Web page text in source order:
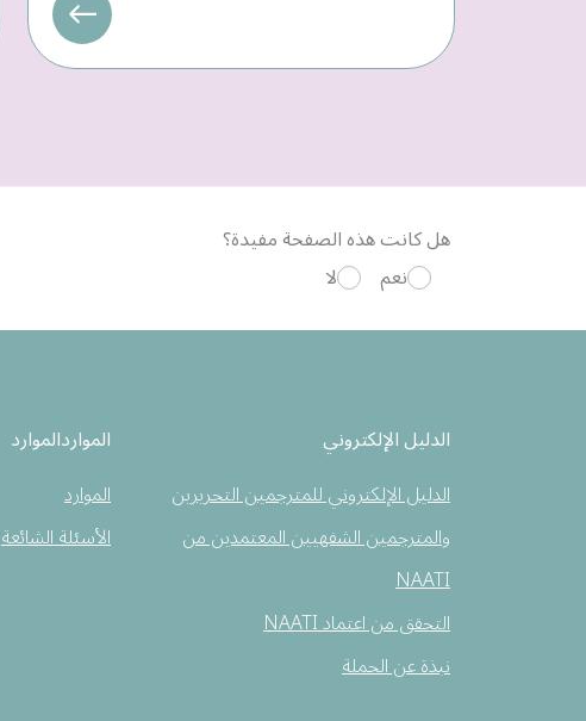
هل كانت هذه الصفحة مفيدة؟
نعم
لا
الدليل الإلكتروني
الدليل الإلكتروني للمترجمين التحريرين
والمترجمين الشفهيين المعتمدين من
NAATI
التحقق من اعتماد NAATI
نبذة عن الحملة
المواردالموارد
الموارد
الأسئلة الشائعة